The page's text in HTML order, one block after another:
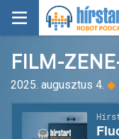
KEZDŐLAP
FRISS HÍREK
TECH HÍREK
FILM-
2025. augusztus 4. ◆